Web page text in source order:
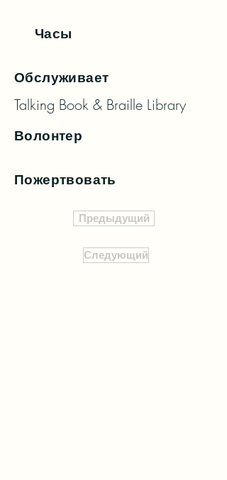
Часы
Обслуживает
Talking Book & Braille Library
Волонтер
Пожертвовать
Предыдущий
Следующий